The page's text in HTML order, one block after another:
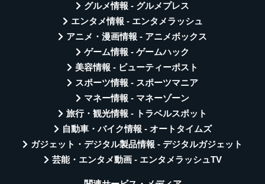
グルメ情報 - グルメプレス
エンタメ情報 - エンタメラッシュ
アニメ・漫画情報 - アニメボックス
ゲーム情報 - ゲームハック
美容情報 - ビューティーポスト
スポーツ情報 - スポーツマニア
マネー情報 - マネーゾーン
旅行・観光情報 - トラベルスポット
自動車・バイク情報 - オートタイムズ
ガジェット・デジタル製品情報 - デジタルガジェット
芸能・エンタメ動画 - エンタメラッシュTV